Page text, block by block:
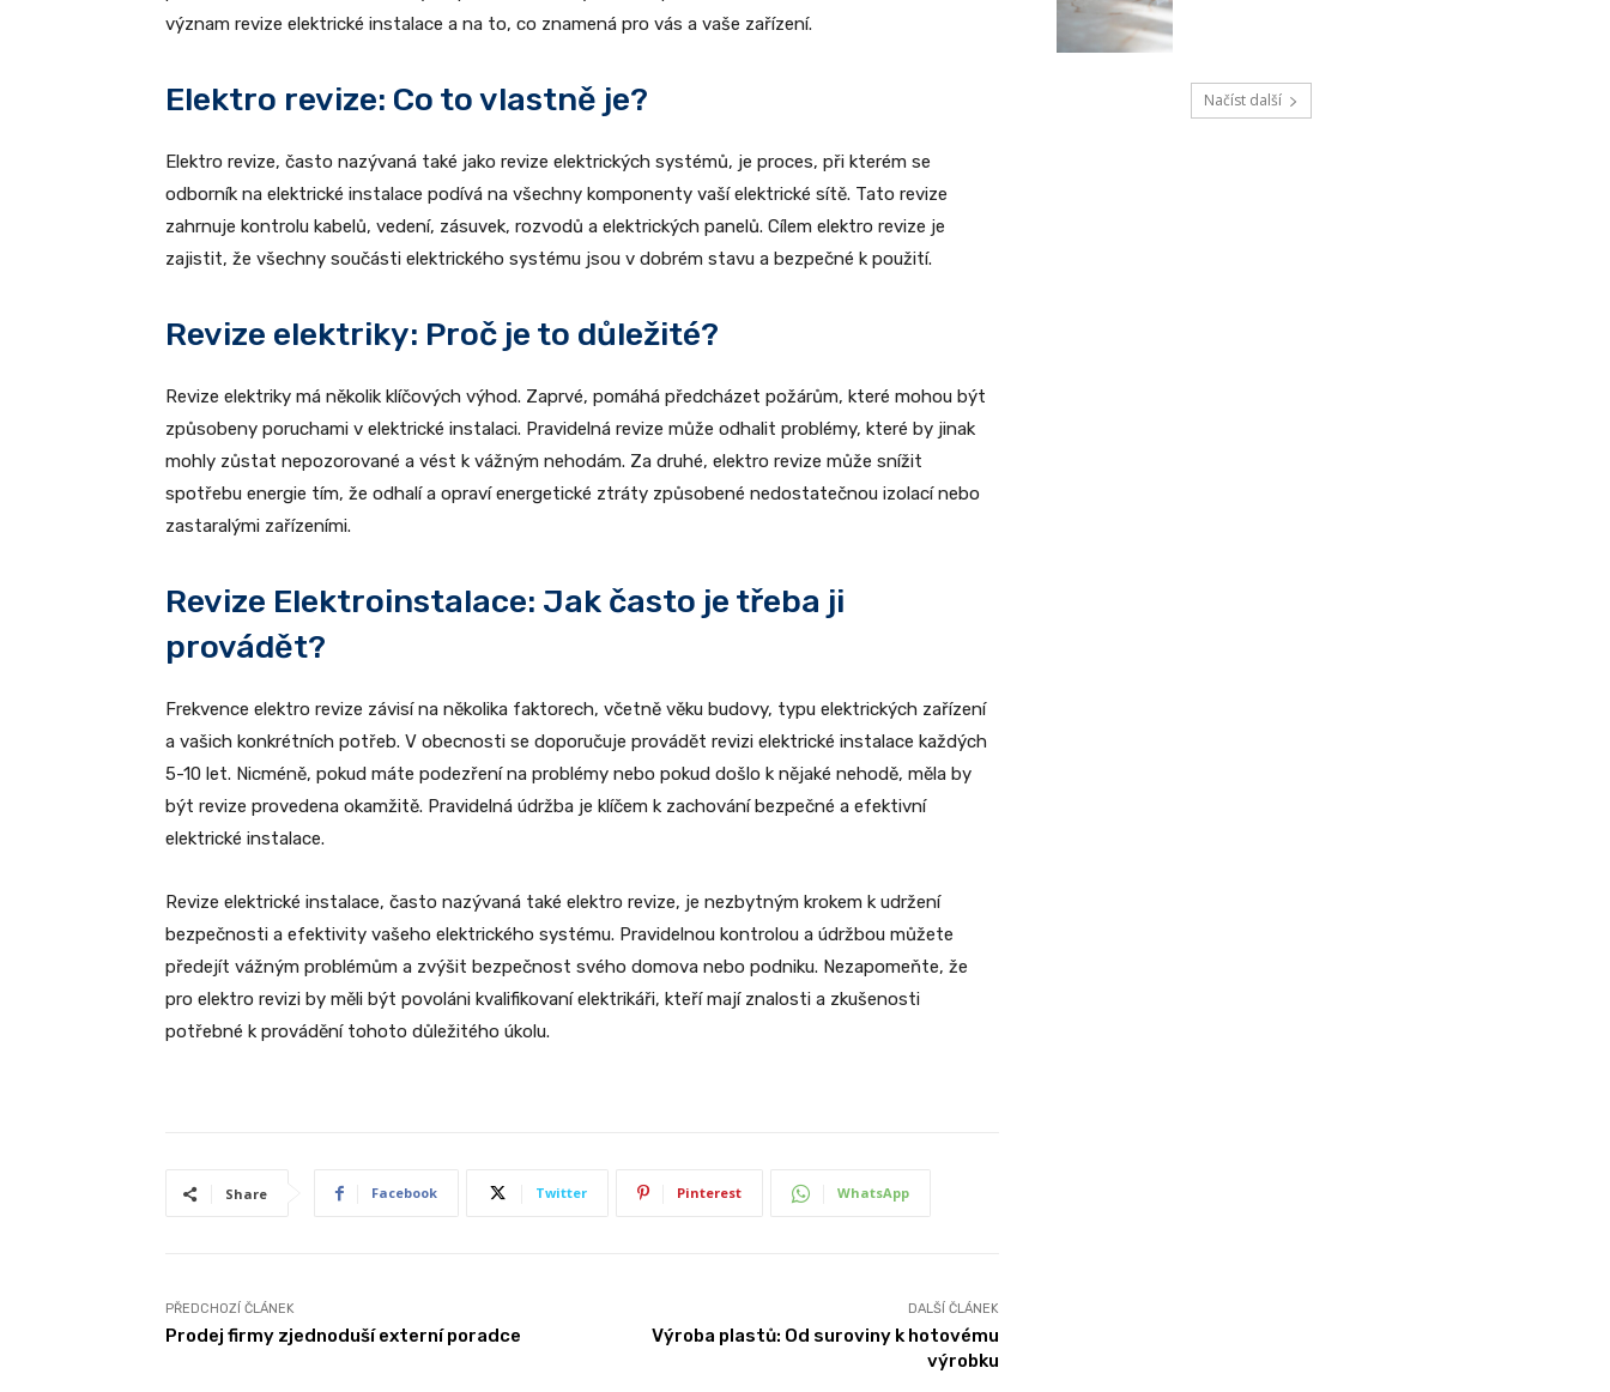
význam revize elektrické instalace a na to, co znamená pro vás a vaše zařízení.
Elektro revize: Co to vlastně je?
Elektro revize, často nazývaná také jako revize elektrických systémů, je proces, při kterém se
odborník na elektrické instalace podívá na všechny komponenty vaší elektrické sítě. Tato revize
zahrnuje kontrolu kabelů, vedení, zásuvek, rozvodů a elektrických panelů. Cílem elektro revize je
zajistit, že všechny součásti elektrického systému jsou v dobrém stavu a bezpečné k použití.
Revize elektriky: Proč je to důležité?
Revize elektriky má několik klíčových výhod. Zaprvé, pomáhá předcházet požárům, které mohou být
způsobeny poruchami v elektrické instalaci. Pravidelná revize může odhalit problémy, které by jinak
mohly zůstat nepozorované a vést k vážným nehodám. Za druhé, elektro revize může snížit
spotřebu energie tím, že odhalí a opraví energetické ztráty způsobené nedostatečnou izolací nebo
zastaralými zařízeními.
Revize Elektroinstalace: Jak často je třeba ji
provádět?
Frekvence elektro revize závisí na několika faktorech, včetně věku budovy, typu elektrických zařízení
a vašich konkrétních potřeb. V obecnosti se doporučuje provádět revizi elektrické instalace každých
5-10 let. Nicméně, pokud máte podezření na problémy nebo pokud došlo k nějaké nehodě, měla by
být revize provedena okamžitě. Pravidelná údržba je klíčem k zachování bezpečné a efektivní
elektrické instalace.
Revize elektrické instalace, často nazývaná také elektro revize, je nezbytným krokem k udržení
bezpečnosti a efektivity vašeho elektrického systému. Pravidelnou kontrolou a údržbou můžete
předejít vážným problémům a zvýšit bezpečnost svého domova nebo podniku. Nezapomeňte, že
pro elektro revizi by měli být povoláni kvalifikovaní elektrikáři, kteří mají znalosti a zkušenosti
potřebné k provádění tohoto důležitého úkolu.
Share Facebook Twitter Pinterest WhatsApp
PŘEDCHOZÍ ČLÁNEK
Prodej firmy zjednoduší externí poradce
DALŠÍ ČLÁNEK
Výroba plastů: Od suroviny k hotovému
výrobku
Načíst další